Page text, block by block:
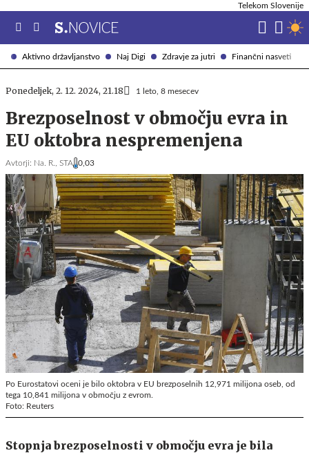
Aktivno državljanstvo Naj Digi Zdravje za jutri Finančni nasveti
Telekom Slovenije
Ponedeljek, 2. 12. 2024, 21.18 1 leto, 8 mesecev
Brezposelnost v območju evra in
EU oktobra nespremenjena
Avtorji: Na. R., STA 0,03
Po Eurostatovi oceni je bilo oktobra v EU brezposelnih 12,971 milijona oseb, od
tega 10,841 milijona v območju z evrom.
Foto: Reuters
Stopnja brezposelnosti v območju evra je bila